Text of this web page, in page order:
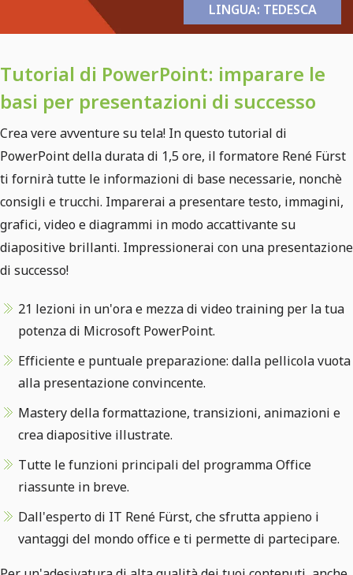
LINGUA: TEDESCA
Tutorial di PowerPoint: imparare le
basi per presentazioni di successo
Crea vere avventure su tela! In questo tutorial di
PowerPoint della durata di 1,5 ore, il formatore René Fürst
ti fornirà tutte le informazioni di base necessarie, nonchè
consigli e trucchi. Imparerai a presentare testo, immagini,
grafici, video e diagrammi in modo accattivante su
diapositive brillanti. Impressionerai con una presentazione
di successo!
21 lezioni in un'ora e mezza di video training per la tua
potenza di Microsoft PowerPoint.
Efficiente e puntuale preparazione: dalla pellicola vuota
alla presentazione convincente.
Mastery della formattazione, transizioni, animazioni e
crea diapositive illustrate.
Tutte le funzioni principali del programma Office
riassunte in breve.
Dall'esperto di IT René Fürst, che sfrutta appieno i
vantaggi del mondo office e ti permette di partecipare.